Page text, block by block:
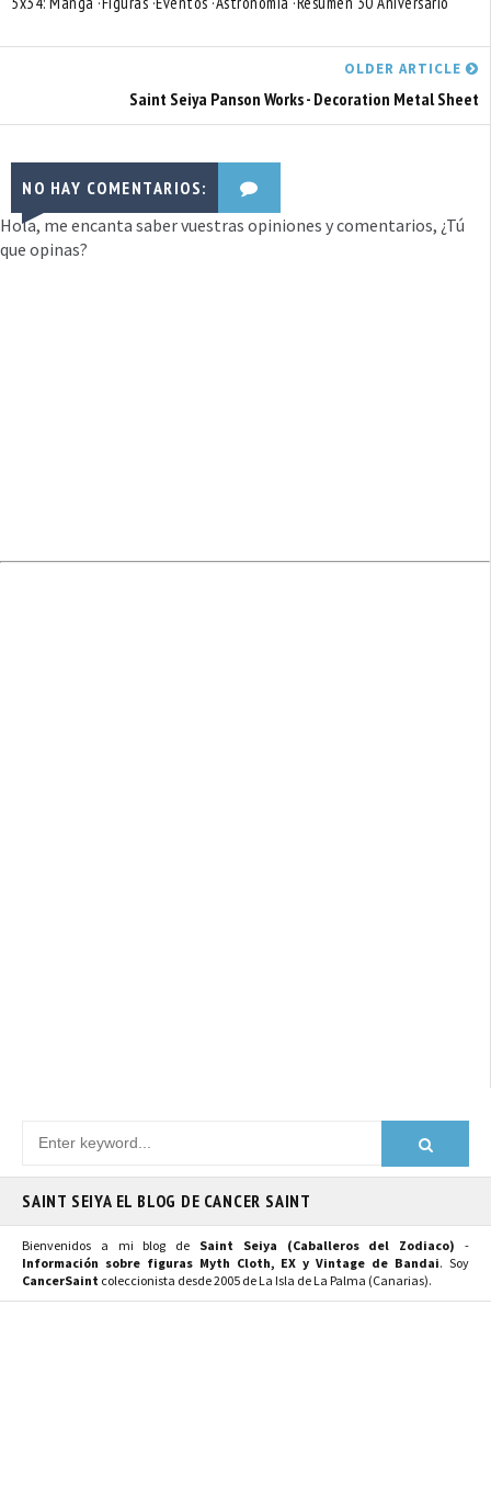
OLDER ARTICLE
Saint Seiya Panson Works - Decoration Metal Sheet
NO HAY COMENTARIOS:
Hola, me encanta saber vuestras opiniones y comentarios, ¿Tú
que opinas?
SAINT SEIYA EL BLOG DE CANCER SAINT
Bienvenidos a mi blog de Saint Seiya (Caballeros del Zodiaco) -
Información sobre figuras Myth Cloth, EX y Vintage de Bandai. Soy
CancerSaint coleccionista desde 2005 de La Isla de La Palma (Canarias).